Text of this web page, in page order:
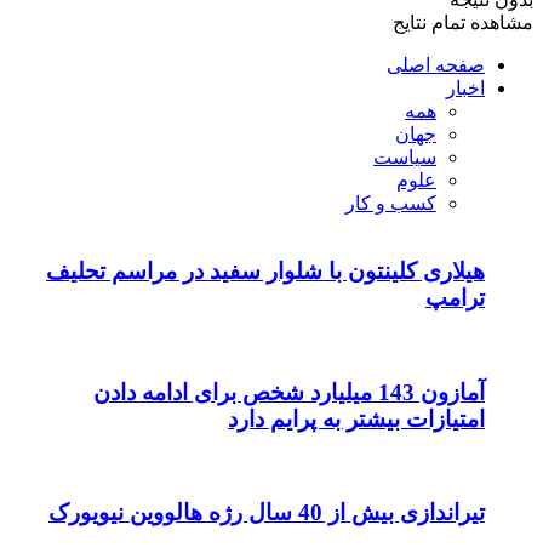
سفید در مراسم تحلیف
شخص برای ادامه دادن